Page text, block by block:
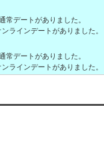
常デートがありました。
ラインデートがありました。
常デートがありました。
ラインデートがありました。
ラインデートがありました。
ラインデートがありました。